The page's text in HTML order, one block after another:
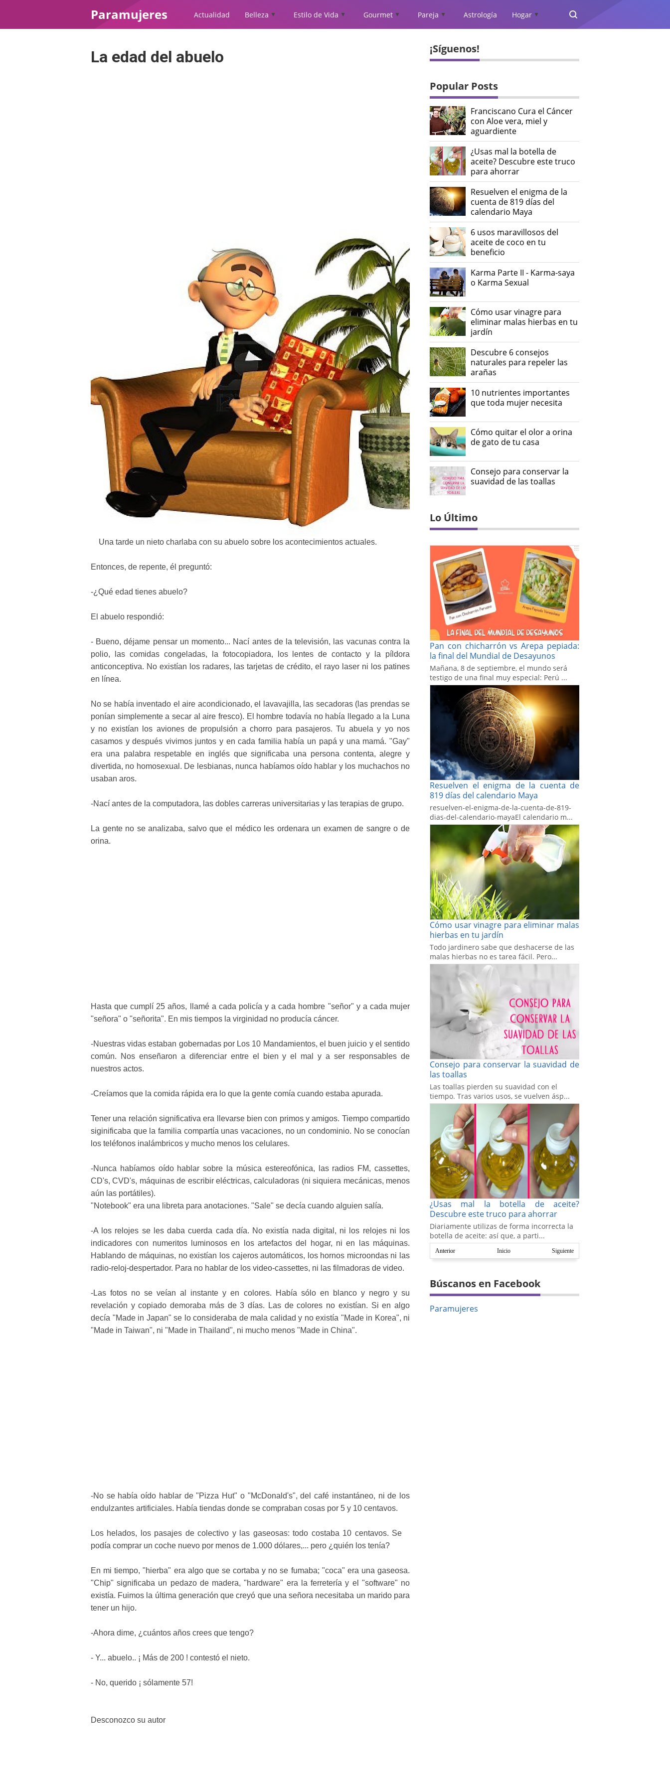
Paramujeres Actualidad Belleza ▲ Estilo de Vida ▲ Gourmet ▲ Pareja ▲ Astrología Hogar ▲
La edad del abuelo
Una tarde un nieto charlaba con su abuelo sobre los acontecimientos actuales.
Entonces, de repente, él preguntó:
-¿Qué edad tienes abuelo?
El abuelo respondió:
- Bueno, déjame pensar un momento... Nací antes de la televisión, las vacunas contra la
polio, las comidas congeladas, la fotocopiadora, los lentes de contacto y la píldora
anticonceptiva. No existían los radares, las tarjetas de crédito, el rayo laser ni los patines
en línea.
No se había inventado el aire acondicionado, el lavavajilla, las secadoras (las prendas se
ponían simplemente a secar al aire fresco). El hombre todavía no había llegado a la Luna
y no existían los aviones de propulsión a chorro para pasajeros. Tu abuela y yo nos
casamos y después vivimos juntos y en cada familia había un papá y una mamá. "Gay"
era una palabra respetable en inglés que significaba una persona contenta, alegre y
divertida, no homosexual. De lesbianas, nunca habíamos oído hablar y los muchachos no
usaban aros.
-Nací antes de la computadora, las dobles carreras universitarias y las terapias de grupo.
La gente no se analizaba, salvo que el médico les ordenara un examen de sangre o de
orina.
Hasta que cumplí 25 años, llamé a cada policía y a cada hombre "señor" y a cada mujer
"señora" o "señorita". En mis tiempos la virginidad no producía cáncer.
-Nuestras vidas estaban gobernadas por Los 10 Mandamientos, el buen juicio y el sentido
común. Nos enseñaron a diferenciar entre el bien y el mal y a ser responsables de
nuestros actos.
-Creíamos que la comida rápida era lo que la gente comía cuando estaba apurada.
Tener una relación significativa era llevarse bien con primos y amigos. Tiempo compartido
siginificaba que la familia compartía unas vacaciones, no un condominio. No se conocían
los teléfonos inalámbricos y mucho menos los celulares.
-Nunca habíamos oído hablar sobre la música estereofónica, las radios FM, cassettes,
CD's, CVD's, máquinas de escribir eléctricas, calculadoras (ni siquiera mecánicas, menos
aún las portátiles).
"Notebook" era una libreta para anotaciones. "Sale" se decía cuando alguien salía.
-A los relojes se les daba cuerda cada día. No existía nada digital, ni los relojes ni los
indicadores con numeritos luminosos en los artefactos del hogar, ni en las máquinas.
Hablando de máquinas, no existían los cajeros automáticos, los hornos microondas ni las
radio-reloj-despertador. Para no hablar de los video-cassettes, ni las filmadoras de video.
-Las fotos no se veían al instante y en colores. Había sólo en blanco y negro y su
revelación y copiado demoraba más de 3 días. Las de colores no existían. Si en algo
decía "Made in Japan" se lo consideraba de mala calidad y no existía "Made in Korea", ni
"Made in Taiwan", ni "Made in Thailand", ni mucho menos "Made in China".
-No se había oído hablar de "Pizza Hut" o "McDonald's", del café instantáneo, ni de los
endulzantes artificiales. Había tiendas donde se compraban cosas por 5 y 10 centavos.
Los helados, los pasajes de colectivo y las gaseosas: todo costaba 10 centavos. Se
podía comprar un coche nuevo por menos de 1.000 dólares,... pero ¿quién los tenía?
En mi tiempo, "hierba" era algo que se cortaba y no se fumaba; "coca" era una gaseosa.
"Chip" significaba un pedazo de madera, "hardware" era la ferretería y el "software" no
existía. Fuimos la última generación que creyó que una señora necesitaba un marido para
tener un hijo.
-Ahora dime, ¿cuántos años crees que tengo?
- Y... abuelo.. ¡ Más de 200 ! contestó el nieto.
- No, querido ¡ sólamente 57!
Desconozco su autor
¡Síguenos!
Popular Posts
Franciscano Cura el Cáncer
con Aloe vera, miel y
aguardiente
¿Usas mal la botella de
aceite? Descubre este truco
para ahorrar
Resuelven el enigma de la
cuenta de 819 días del
calendario Maya
6 usos maravillosos del
aceite de coco en tu
beneficio
Karma Parte II - Karma-saya
o Karma Sexual
Cómo usar vinagre para
eliminar malas hierbas en tu
jardín
Descubre 6 consejos
naturales para repeler las
arañas
10 nutrientes importantes
que toda mujer necesita
Cómo quitar el olor a orina
de gato de tu casa
Consejo para conservar la
suavidad de las toallas
Lo Último
Pan con chicharrón vs Arepa pepiada:
la final del Mundial de Desayunos
Mañana, 8 de septiembre, el mundo será
testigo de una final muy especial: Perú ...
Resuelven el enigma de la cuenta de
819 días del calendario Maya
resuelven-el-enigma-de-la-cuenta-de-819-
dias-del-calendario-mayaEl calendario m...
Cómo usar vinagre para eliminar malas
hierbas en tu jardín
Todo jardinero sabe que deshacerse de las
malas hierbas no es tarea fácil. Pero...
Consejo para conservar la suavidad de
las toallas
Las toallas pierden su suavidad con el
tiempo. Tras varios usos, se vuelven ásp...
¿Usas mal la botella de aceite?
Descubre este truco para ahorrar
Diariamente utilizas de forma incorrecta la
botella de aceite: así que, a parti...
Anterior Siguiente
Inicio
Búscanos en Facebook
Paramujeres